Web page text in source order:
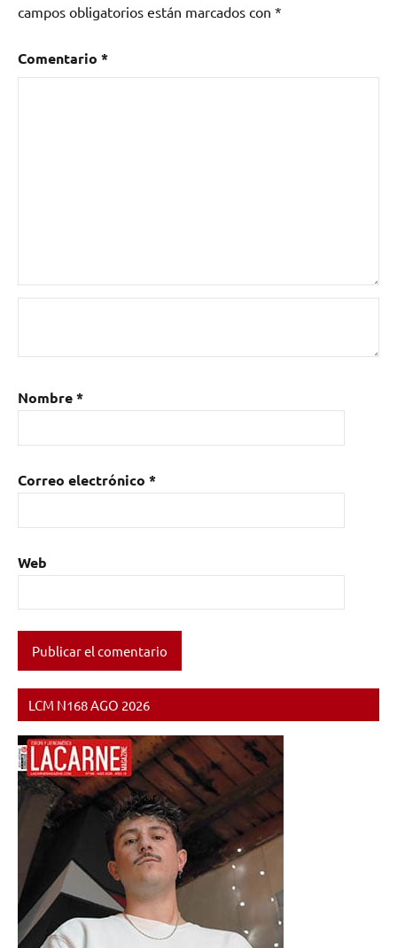
Por
GPS,
pop,
campos obligatorios están marcados con *
Comentario *
Nombre*
Correo electrónico *
Web
LCM N168 AGO 2026